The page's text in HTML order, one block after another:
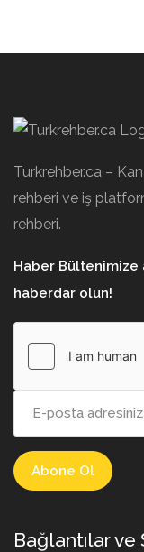
Turkrehber.ca –
rehberi ve iş
rehberi.
Haber Bültenimize
haberdar olun!
Bağlantılar ve